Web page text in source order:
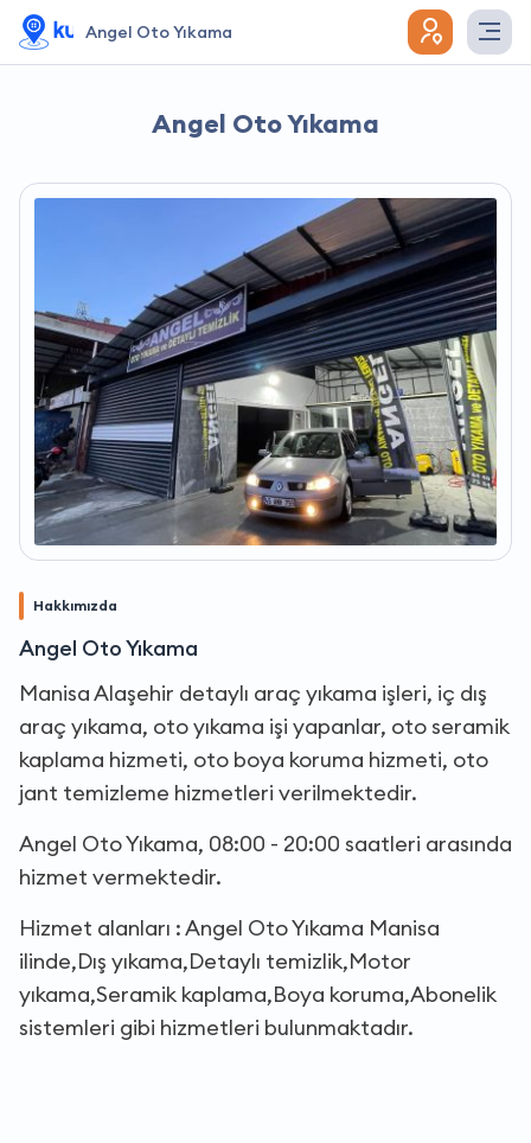
Angel Oto Yıkama
Angel Oto Yıkama
Hakkımızda
Angel Oto Yıkama
Manisa Alaşehir detaylı araç yıkama işleri, iç dış
araç yıkama, oto yıkama işi yapanlar, oto seramik
kaplama hizmeti, oto boya koruma hizmeti, oto
jant temizleme hizmetleri verilmektedir.
Angel Oto Yıkama, 08:00 - 20:00 saatleri arasında
hizmet vermektedir.
Hizmet alanları : Angel Oto Yıkama Manisa
ilinde,Dış yıkama,Detaylı temizlik,Motor
yıkama,Seramik kaplama,Boya koruma,Abonelik
sistemleri gibi hizmetleri bulunmaktadır.